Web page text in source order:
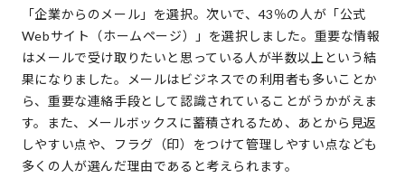
「企業からのメール」を選択。次いで、43％の人が「公式
Webサイト（ホームページ）」を選択しました。重要な情報
はメールで受け取りたいと思っている人が半数以上という結
果になりました。メールはビジネスでの利用者も多いことか
ら、重要な連絡手段として認識されていることがうかがえま
す。また、メールボックスに蓄積されるため、あとから見返
しやすい点や、フラグ（印）をつけて管理しやすい点なども
多くの人が選んだ理由であると考えられます。